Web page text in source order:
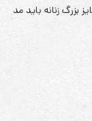
بزرگ زنانه باید مد